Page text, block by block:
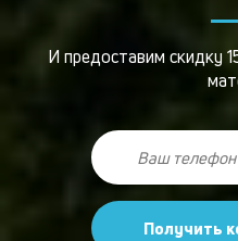
И предоставим скидку
Получить